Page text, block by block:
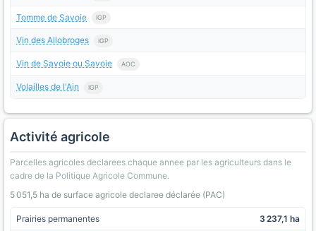
Tomme de Savoie IGP
Vin des Allobroges IGP
Vin de Savoie ou Savoie AOC
Volailles de l'Ain IGP
Activité agricole
Parcelles agricoles declarees chaque annee par les agriculteurs dans le
cadre de la Politique Agricole Commune.
5 051,5 ha de surface agricole declaree déclarée (PAC)
Prairies permanentes 3 237,1 ha